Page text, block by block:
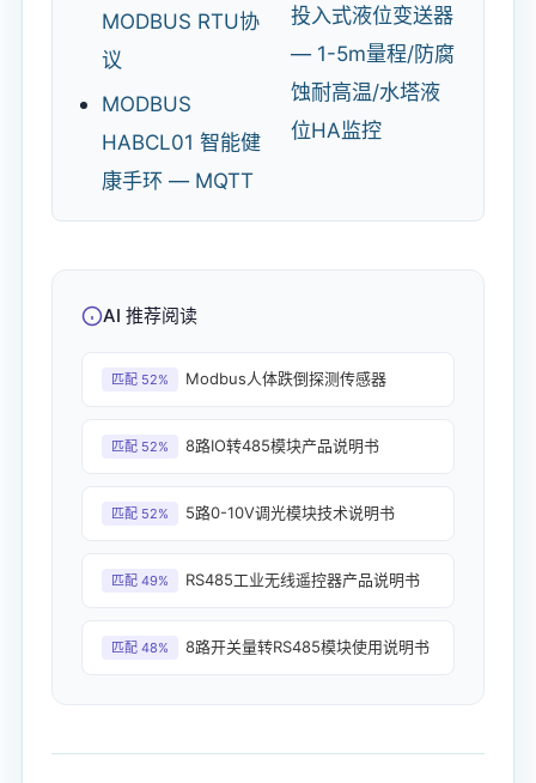
MODBUS RTU协
议
MODBUS
HABCL01 智能健
康手环 — MQTT
投入式液位变送器
— 1-5m量程/防腐
蚀耐高温/水塔液
位HA监控
AI 推荐阅读
匹配 52% Modbus人体跌倒探测传感器
匹配 52% 8路IO转485模块产品说明书
匹配 52% 5路0-10V调光模块技术说明书
匹配 49% RS485工业无线遥控器产品说明书
匹配 48% 8路开关量转RS485模块使用说明书